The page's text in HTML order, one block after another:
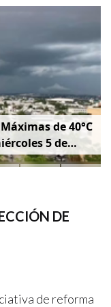
de 40°C
5 de
DE
de reforma